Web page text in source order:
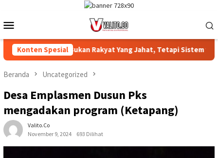
konten
Mobile
Konten Spesial
Bukan Rakyat Yang Jahat, Tetapi Sistem yang Merampas
Beranda Uncategorized
Desa Emplasmen Dusun Pks
mengadakan program (Ketapang)
Valito.co
November 9, 2024
693 Dilihat